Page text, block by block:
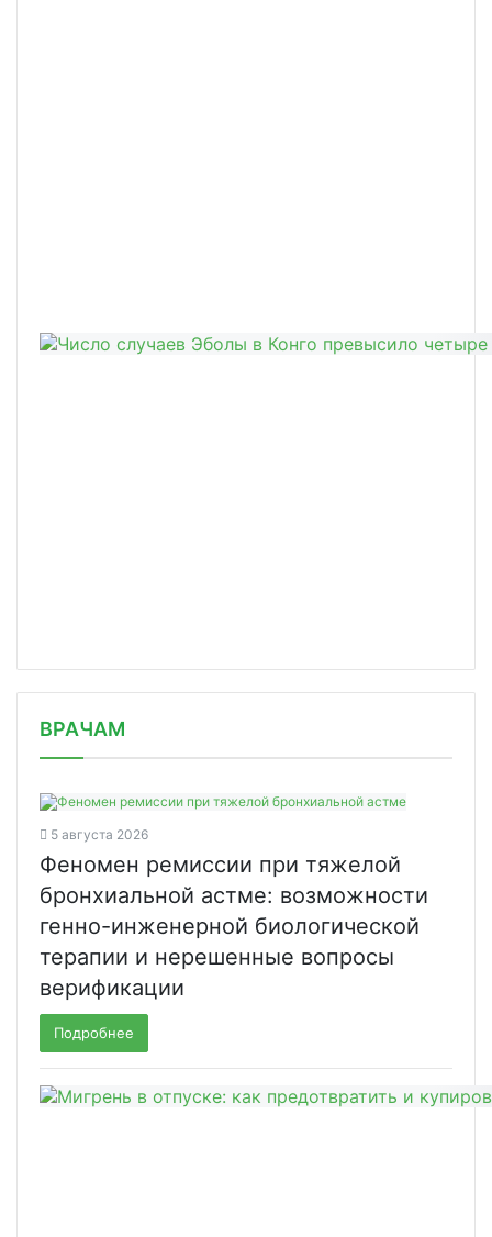
ВРАЧАМ
5 августа 2026
Феномен ремиссии при тяжелой
бронхиальной астме: возможности
генно-инженерной биологической
терапии и нерешенные вопросы
верификации
Подробнее